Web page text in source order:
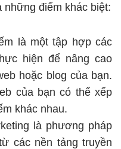
những điểm khác biệt:
là một tập hợp các
hiện để nâng cao
hoặc blog của bạn.
của bạn có thể xếp
khác nhau.
là phương pháp
các nền tảng truyền